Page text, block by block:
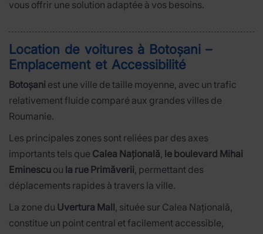
vous offrir une solution adaptée à vos besoins.
Location de voitures à Botoșani –
Emplacement et Accessibilité
Botoșani est une ville de taille moyenne, avec un trafic
relativement fluide comparé aux grandes villes de
Roumanie.
Les principales zones sont reliées par des axes
importants tels que Calea Națională, le boulevard Mihai
Eminescu ou la rue Primăverii, permettant des
déplacements rapides à travers la ville.
La zone du Uvertura Mall, située sur Calea Națională,
constitue un point central et facilement accessible,